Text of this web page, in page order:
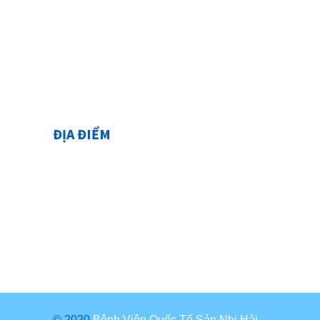
ĐỊA ĐIỂM